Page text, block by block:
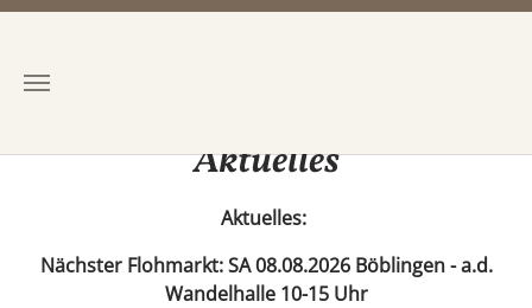
Zum Hauptinhalt springen
Aktuelles
Aktuelles:
Nächster Flohmarkt: SA 08.08.2026 Böblingen - a.d.
Wandelhalle 10-15 Uhr